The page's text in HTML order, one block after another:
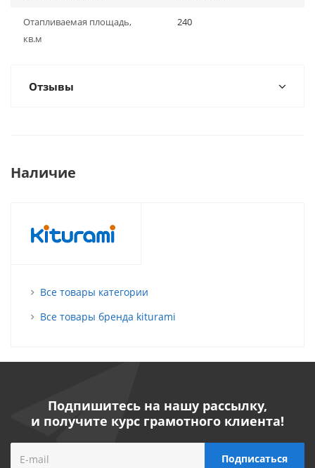
Отапливаемая площадь,
кв.м
240
Отзывы
Наличие
Все товары категории
Все товары бренда kiturami
Подпишитесь на нашу рассылку,
и получите курс грамотного клиента!